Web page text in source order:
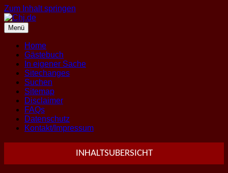
Zum Inhalt springen
Menü
Home
Gästebuch
In eigener Sache
Sitechanges
Suchen
Sitemap
Disclaimer
FAQs
Datenschutz
Kontakt/Impressum
INHALTSUBERSICHT